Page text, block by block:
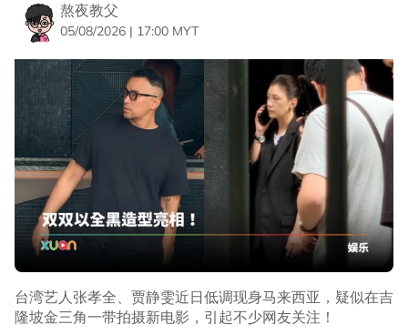
熬夜教父
05/08/2026 | 17:00 MYT
台湾艺人张孝全、贾静雯近日低调现身马来西亚，疑似在吉
隆坡金三角一带拍摄新电影，引起不少网友关注！